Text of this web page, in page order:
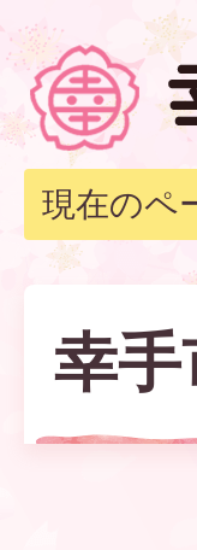
現在のペ
幸